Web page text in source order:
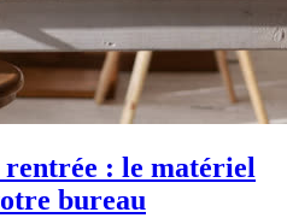
rentrée : le matériel
bureau